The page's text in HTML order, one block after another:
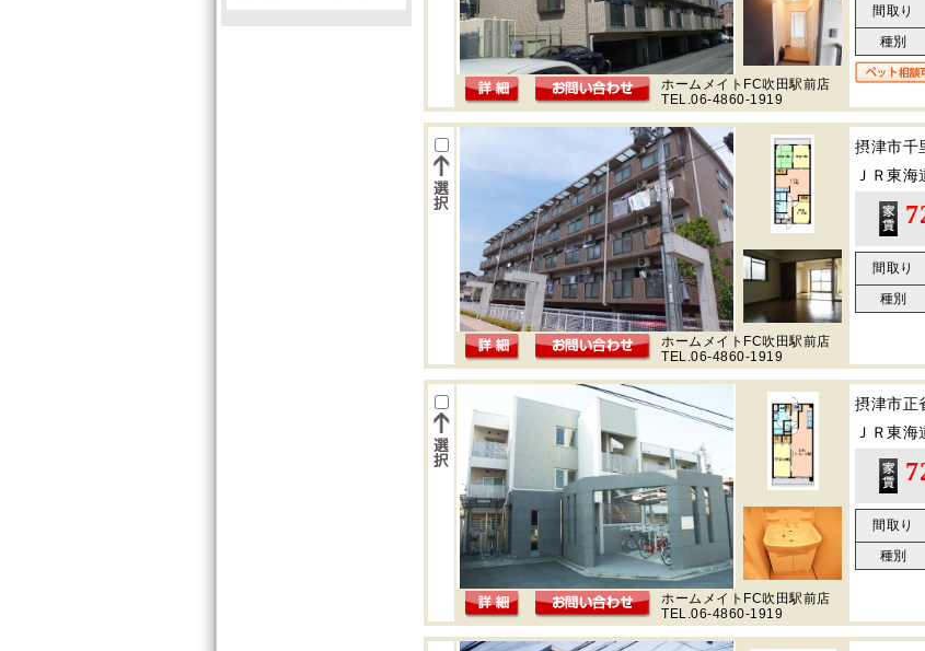
間取り
種別
ホームメイトFC吹田駅前店
TEL.06-4860-1919
摂津市千
ＪＲ東海
間取り
種別
ホームメイトFC吹田駅前店
TEL.06-4860-1919
摂津市正
ＪＲ東海
間取り
種別
ホームメイトFC吹田駅前店
TEL.06-4860-1919